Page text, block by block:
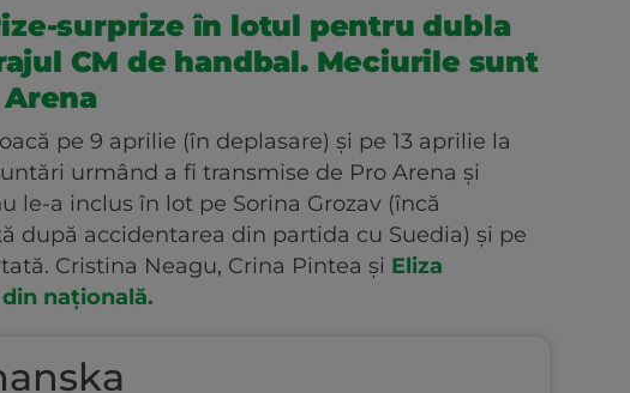
surprize în lotul pentru dubla
CM de handbal. Meciurile sunt
Arena
pe 9 aprilie (în deplasare) și pe 13 aprilie la
urmând a fi transmise de Pro Arena și
le-a inclus în lot pe Sorina Grozav (încă
după accidentarea din partida cu Suedia) și pe
Cristina Neagu, Crina Pintea și Eliza
națională.